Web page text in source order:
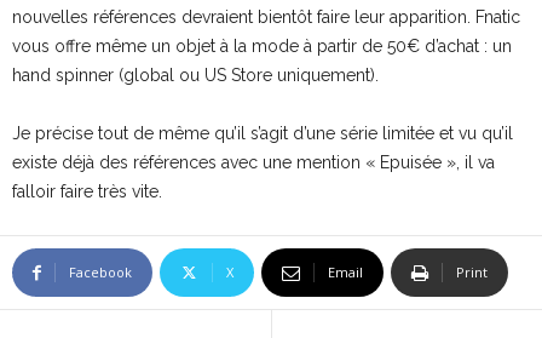
nouvelles références devraient bientôt faire leur apparition. Fnatic
vous offre même un objet à la mode à partir de 50€ d’achat : un
hand spinner (global ou US Store uniquement).
Je précise tout de même qu’il s’agit d’une série limitée et vu qu’il
existe déjà des références avec une mention « Epuisée », il va
falloir faire très vite.
Facebook X Email Print